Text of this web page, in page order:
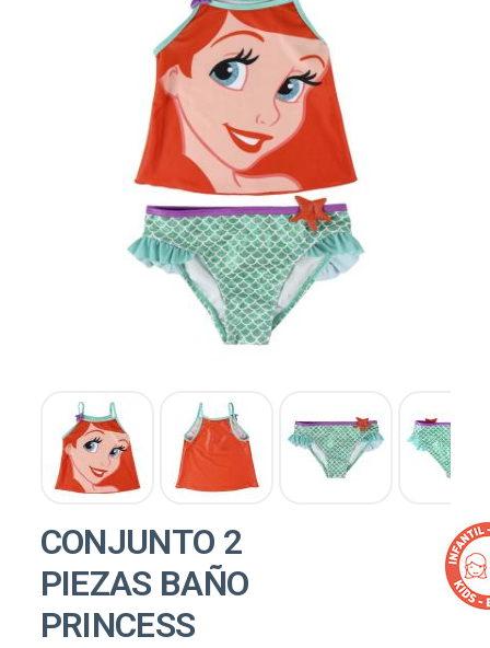
CONJUNTO 2
PIEZAS BAÑO
PRINCESS